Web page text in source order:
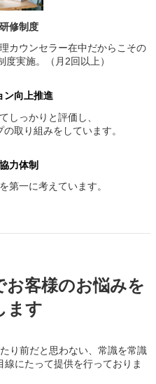
修制度
カウンセラー在中だからこその
実施。（月2回以上）
ン向上推進
しっかりと評価し、
取り組みをしています。
力体制
第一に考えています。
お客様のお悩みを
ます
り前だと思わない、常識を常識
にたって提供を行っておりま